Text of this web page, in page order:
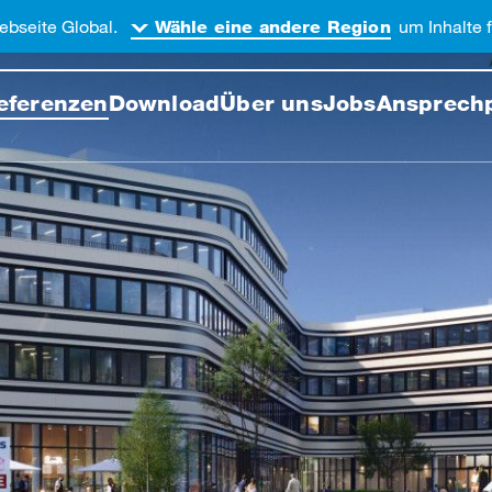
durchsuchen
DownloadÜber unsJobs
Global. Wähle eine andere Region um Inhalte